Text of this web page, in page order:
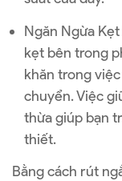
Ngăn Ngừa
kẹt bên trong
khăn trong
chuyển. Việc
thừa giúp bạn
thiết.
Bằng cách rút